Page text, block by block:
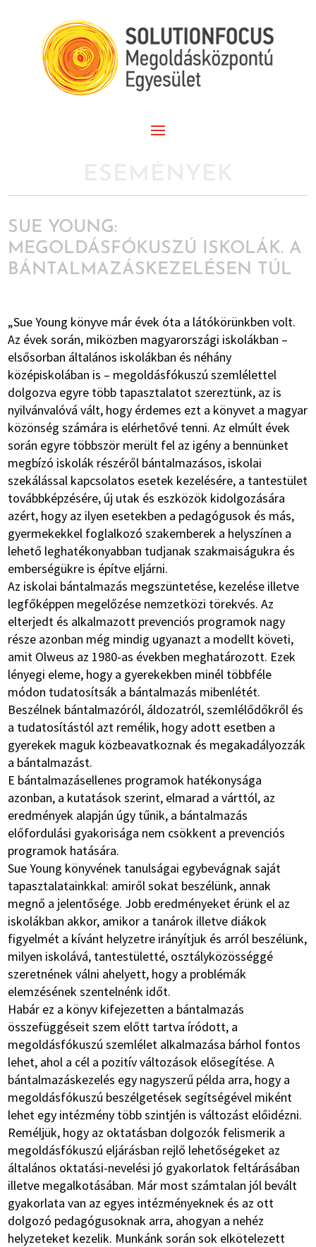
SUE YOUNG:
MEGOLDÁSFÓKUSZÚ ISKOLÁK. A
BÁNTALMAZÁSKEZELÉSEN TÚL
„Sue Young könyve már évek óta a látókörünkben volt.
Az évek során, miközben magyarországi iskolákban –
elsősorban általános iskolákban és néhány
középiskolában is – megoldásfókuszú szemlélettel
dolgozva egyre több tapasztalatot szereztünk, az is
nyilvánvalóvá vált, hogy érdemes ezt a könyvet a magyar
közönség számára is elérhetővé tenni. Az elmúlt évek
során egyre többször merült fel az igény a bennünket
megbízó iskolák részéről bántalmazásos, iskolai
szekálással kapcsolatos esetek kezelésére, a tantestület
továbbképzésére, új utak és eszközök kidolgozására
azért, hogy az ilyen esetekben a pedagógusok és más,
gyermekekkel foglalkozó szakemberek a helyszínen a
lehető leghatékonyabban tudjanak szakmaiságukra és
emberségükre is építve eljárni.
Az iskolai bántalmazás megszüntetése, kezelése illetve
legfőképpen megelőzése nemzetközi törekvés. Az
elterjedt és alkalmazott prevenciós programok nagy
része azonban még mindig ugyanazt a modellt követi,
amit Olweus az 1980-as években meghatározott. Ezek
lényegi eleme, hogy a gyerekekben minél többféle
módon tudatosítsák a bántalmazás mibenlétét.
Beszélnek bántalmazóról, áldozatról, szemlélődőkről és
a tudatosítástól azt remélik, hogy adott esetben a
gyerekek maguk közbeavatkoznak és megakadályozzák
a bántalmazást.
E bántalmazásellenes programok hatékonysága
azonban, a kutatások szerint, elmarad a várttól, az
eredmények alapján úgy tűnik, a bántalmazás
előfordulási gyakorisága nem csökkent a prevenciós
programok hatására.
Sue Young könyvének tanulságai egybevágnak saját
tapasztalatainkkal: amiről sokat beszélünk, annak
megnő a jelentősége. Jobb eredményeket érünk el az
iskolákban akkor, amikor a tanárok illetve diákok
figyelmét a kívánt helyzetre irányítjuk és arról beszélünk,
milyen iskolává, tantestületté, osztályközösséggé
szeretnének válni ahelyett, hogy a problémák
elemzésének szentelnénk időt.
Habár ez a könyv kifejezetten a bántalmazás
összefüggéseit szem előtt tartva íródott, a
megoldásfókuszú szemlélet alkalmazása bárhol fontos
lehet, ahol a cél a pozitív változások elősegítése. A
bántalmazáskezelés egy nagyszerű példa arra, hogy a
megoldásfókuszú beszélgetések segítségével miként
lehet egy intézmény több szintjén is változást előidézni.
Reméljük, hogy az oktatásban dolgozók felismerik a
megoldásfókuszú eljárásban rejlő lehetőségeket az
általános oktatási-nevelési jó gyakorlatok feltárásában
illetve megalkotásában. Már most számtalan jól bevált
gyakorlatavan az egyes intézményeknek és az ott
dolgozó pedagógusoknak arra, ahogyan a nehéz
helyzeteket kezelik. Munkánk során sok elkötelezett